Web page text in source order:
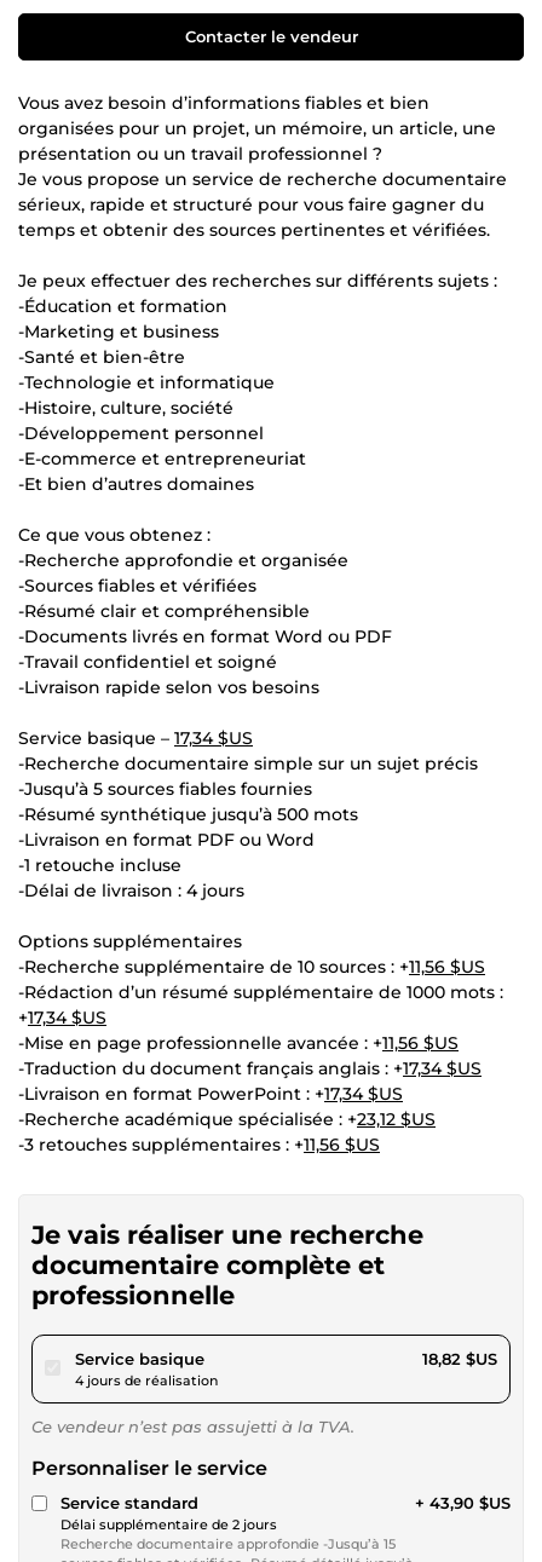
Contacter le vendeur
Vous avez besoin d’informations fiables et bien
organisées pour un projet, un mémoire, un article, une
présentation ou un travail professionnel ?
Je vous propose un service de recherche documentaire
sérieux, rapide et structuré pour vous faire gagner du
temps et obtenir des sources pertinentes et vérifiées.
Je peux effectuer des recherches sur différents sujets :
-Éducation et formation
-Marketing et business
-Santé et bien-être
-Technologie et informatique
-Histoire, culture, société
-Développement personnel
-E-commerce et entrepreneuriat
-Et bien d’autres domaines
Ce que vous obtenez :
-Recherche approfondie et organisée
-Sources fiables et vérifiées
-Résumé clair et compréhensible
-Documents livrés en format Word ou PDF
-Travail confidentiel et soigné
-Livraison rapide selon vos besoins
Service basique – 17,34 $US
-Recherche documentaire simple sur un sujet précis
-Jusqu’à 5 sources fiables fournies
-Résumé synthétique jusqu’à 500 mots
-Livraison en format PDF ou Word
-1 retouche incluse
-Délai de livraison : 4 jours
Options supplémentaires
-Recherche supplémentaire de 10 sources : +11,56 $US
-Rédaction d’un résumé supplémentaire de 1000 mots :
+17,34 $US
-Mise en page professionnelle avancée : +11,56 $US
-Traduction du document français anglais : +17,34 $US
-Livraison en format PowerPoint : +17,34 $US
-Recherche académique spécialisée : +23,12 $US
-3 retouches supplémentaires : +11,56 $US
Je vais réaliser une recherche
documentaire complète et
professionnelle
Service basiquepour 17,34 $US
4 jours de réalisation
18,82 $US
Ce vendeur n’est pas assujetti à la TVA.
Personnaliser le service
Service standard
Délai supplémentaire de 2 jours
Recherche documentaire approfondie -Jusqu’à 15
+ 43,90 $US